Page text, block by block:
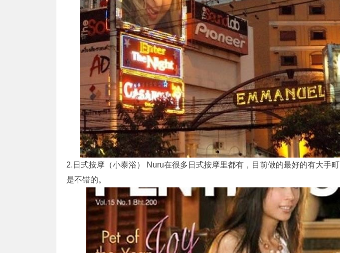
2. 日式按摩 （小泰浴） Nuru在很多日式按摩里都有，目前做的最好的有大手町
是不错的。